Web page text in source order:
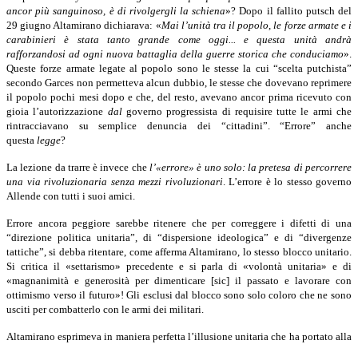
ancor più sanguinoso, è di rivolgergli la schiena»? Dopo il fallito putsch del
29 giugno Altamirano dichiarava: «Mai l’unità tra il popolo, le forze armate e i
carabinieri è stata tanto grande come oggi... e questa unità andrà
rafforzandosi ad ogni nuova battaglia della guerre storica che conduciamo».
Queste forze armate legate al popolo sono le stesse la cui “scelta putchista”
secondo Garces non permetteva alcun dubbio, le stesse che dovevano reprimere
il popolo pochi mesi dopo e che, del resto, avevano ancor prima ricevuto con
gioia l’autorizzazione dalgoverno progressista di requisire tutte le armi che
rintracciavano su semplice denuncia dei “cittadini”. “Errore” anche
questa legge?
La lezione da trarre è invece che l’«errore» è uno solo: la pretesa di percorrere
una via rivoluzionaria senza mezzi rivoluzionari. L’errore è lo stesso governo
Allende con tutti i suoi amici.
Errore ancora peggiore sarebbe ritenere che per correggere i difetti di una
“direzione politica unitaria”, di “dispersione ideologica” e di “divergenze
tattiche”, si debba ritentare, come afferma Altamirano, lo stesso blocco unitario.
Si critica il «settarismo» precedente e si parla di «volontà unitaria» e di
«magnanimità e generosità per dimenticare [sic] il passato e lavorare con
ottimismo verso il futuro»! Gli esclusi dal blocco sono solo coloro che ne sono
usciti per combatterlo con le armi dei militari.
Altamirano esprimeva in maniera perfetta l’illusione unitaria che ha portato alla